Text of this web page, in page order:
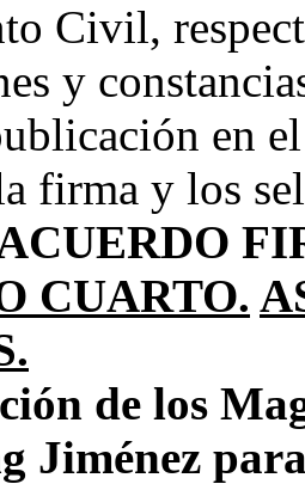
Civil,
y
en
firma y los
CUARTO.
de los
Jiménez